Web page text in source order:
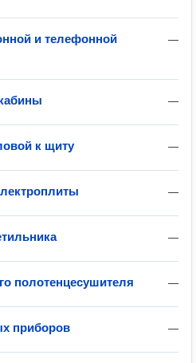
—
и телефонной
—
—
к щиту
—
—
—
полотенцесушителя
—
приборов